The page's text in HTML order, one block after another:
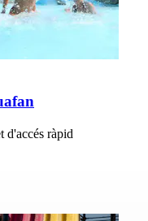
d'accés ràpid